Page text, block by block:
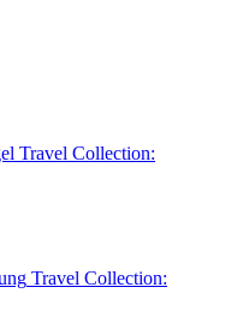
Travel Collection:
Travel Collection: